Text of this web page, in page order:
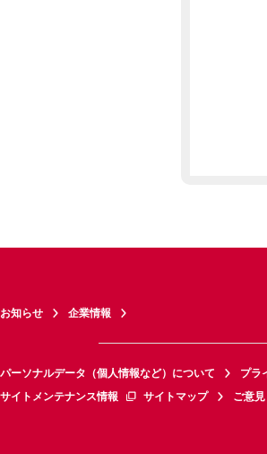
お知らせ 企業情報
パーソナルデータ（個人情報など）について プラ
サイトメンテナンス情報
サイトマップ ご意